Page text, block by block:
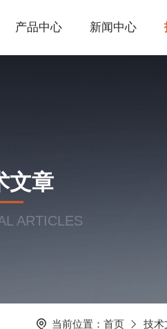
产品中心 新闻中心
文章
ARTICLES
当前位置： 首页 技术